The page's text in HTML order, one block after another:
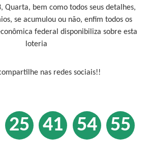
Quarta, bem como todos seus detalhes,
se acumulou ou não, enfim todos os
federal disponibiliza sobre esta
loteria
nas redes sociais!!
25 41 54 55